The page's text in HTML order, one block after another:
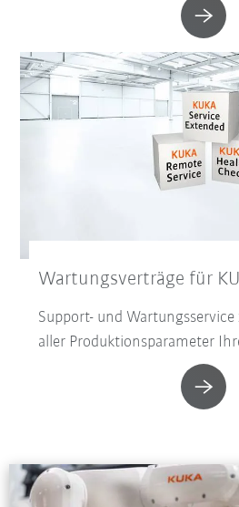
Wartungsverträge für
Support- und
aller Produktionsparameter